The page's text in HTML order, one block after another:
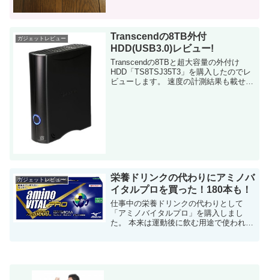
ガジェットレビュー
Transcendの8TB外付
HDD(USB3.0)レビュー!
Transcendの8TBと超大容量の外付け
HDD「TS8TSJ35T3」を購入したのでレ
ビューします。 速度の計測結果も載せて
ガジェットレビュー
栄養ドリンクの代わりにアミノバ
イタルプロを買った！180本も！
仕事中の栄養ドリンクの代わりとして
「アミノバイタルプロ」を購入しまし
た。 本来は運動後に飲む用途で使われま